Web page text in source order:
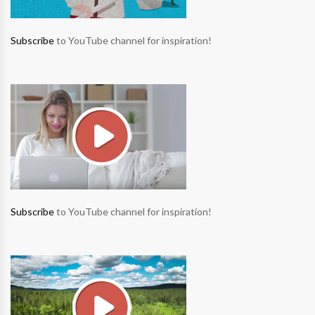
Subscribeto YouTube channel for inspiration!
Subscribeto YouTube channel for inspiration!